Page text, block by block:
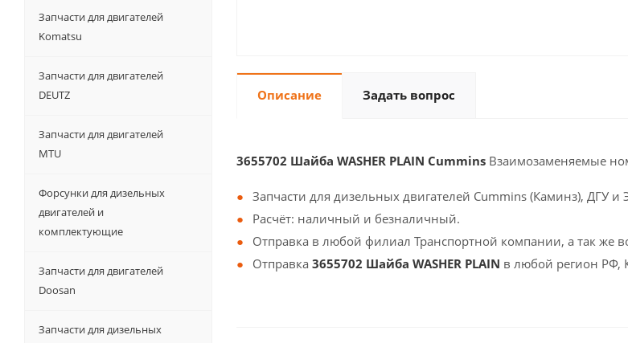
Описание Задать вопрос
3655702 Шайба WASHER PLAIN Cummins Взаимозаменяемые
Запчасти для дизельных двигателей Cummins (Каминз), ДГУ
Расчёт: наличный и безналичный.
Отправка в любой филиал Транспортной компании, а так же
Отправка 3655702 Шайба WASHER PLAIN в любой регион РФ,
Запчасти для двигателей
Komatsu
Запчасти для двигателей
DEUTZ
Запчасти для двигателей
MTU
Форсунки для дизельных
двигателей и
комплектующие
Запчасти для двигателей
Doosan
Запчасти для дизельных